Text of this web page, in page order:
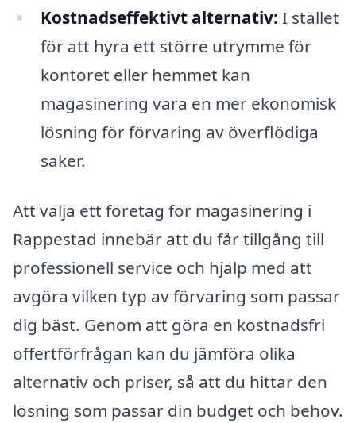
Kostnadseffektivt alternativ: I stället
för att hyra ett större utrymme för
kontoret eller hemmet kan
magasinering vara en mer ekonomisk
lösning för förvaring av överflödiga
saker.
Att välja ett företag för magasinering i
Rappestad innebär att du får tillgång till
professionell service och hjälp med att
avgöra vilken typ av förvaring som passar
dig bäst. Genom att göra en kostnadsfri
offertförfrågan kan du jämföra olika
alternativ och priser, så att du hittar den
lösning som passar din budget och behov.